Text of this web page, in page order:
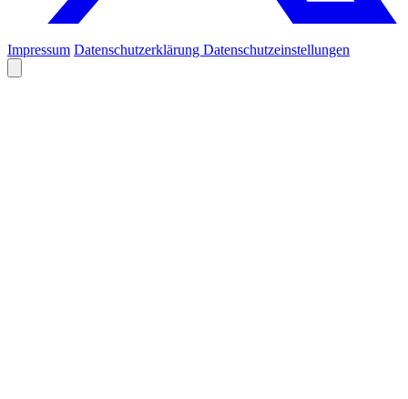
Impressum Datenschutzerklärung Datenschutzeinstellungen